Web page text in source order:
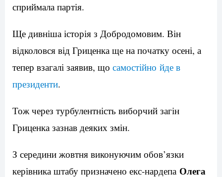
сприймала партія.
Ще дивніша історія з Добродомовим. Він
відколовся від Гриценка ще на початку осені, а
тепер взагалі заявив, що самостійно йде в
президенти.
Тож через турбулентність виборчий загін
Гриценка зазнав деяких змін.
З середини жовтня виконуючим обов’язки
керівника штабу призначено екс-нардепа Олега